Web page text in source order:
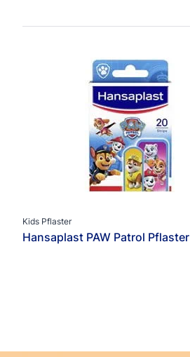
Kids Pflaster
Hansaplast PAW Patrol Pflaster